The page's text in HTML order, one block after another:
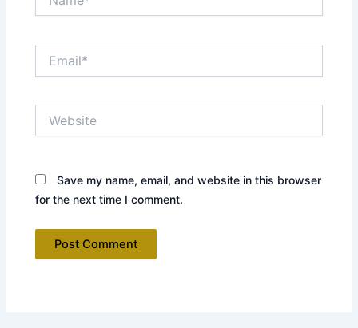
Save my name, email, and website in this browser
for the next time I comment.